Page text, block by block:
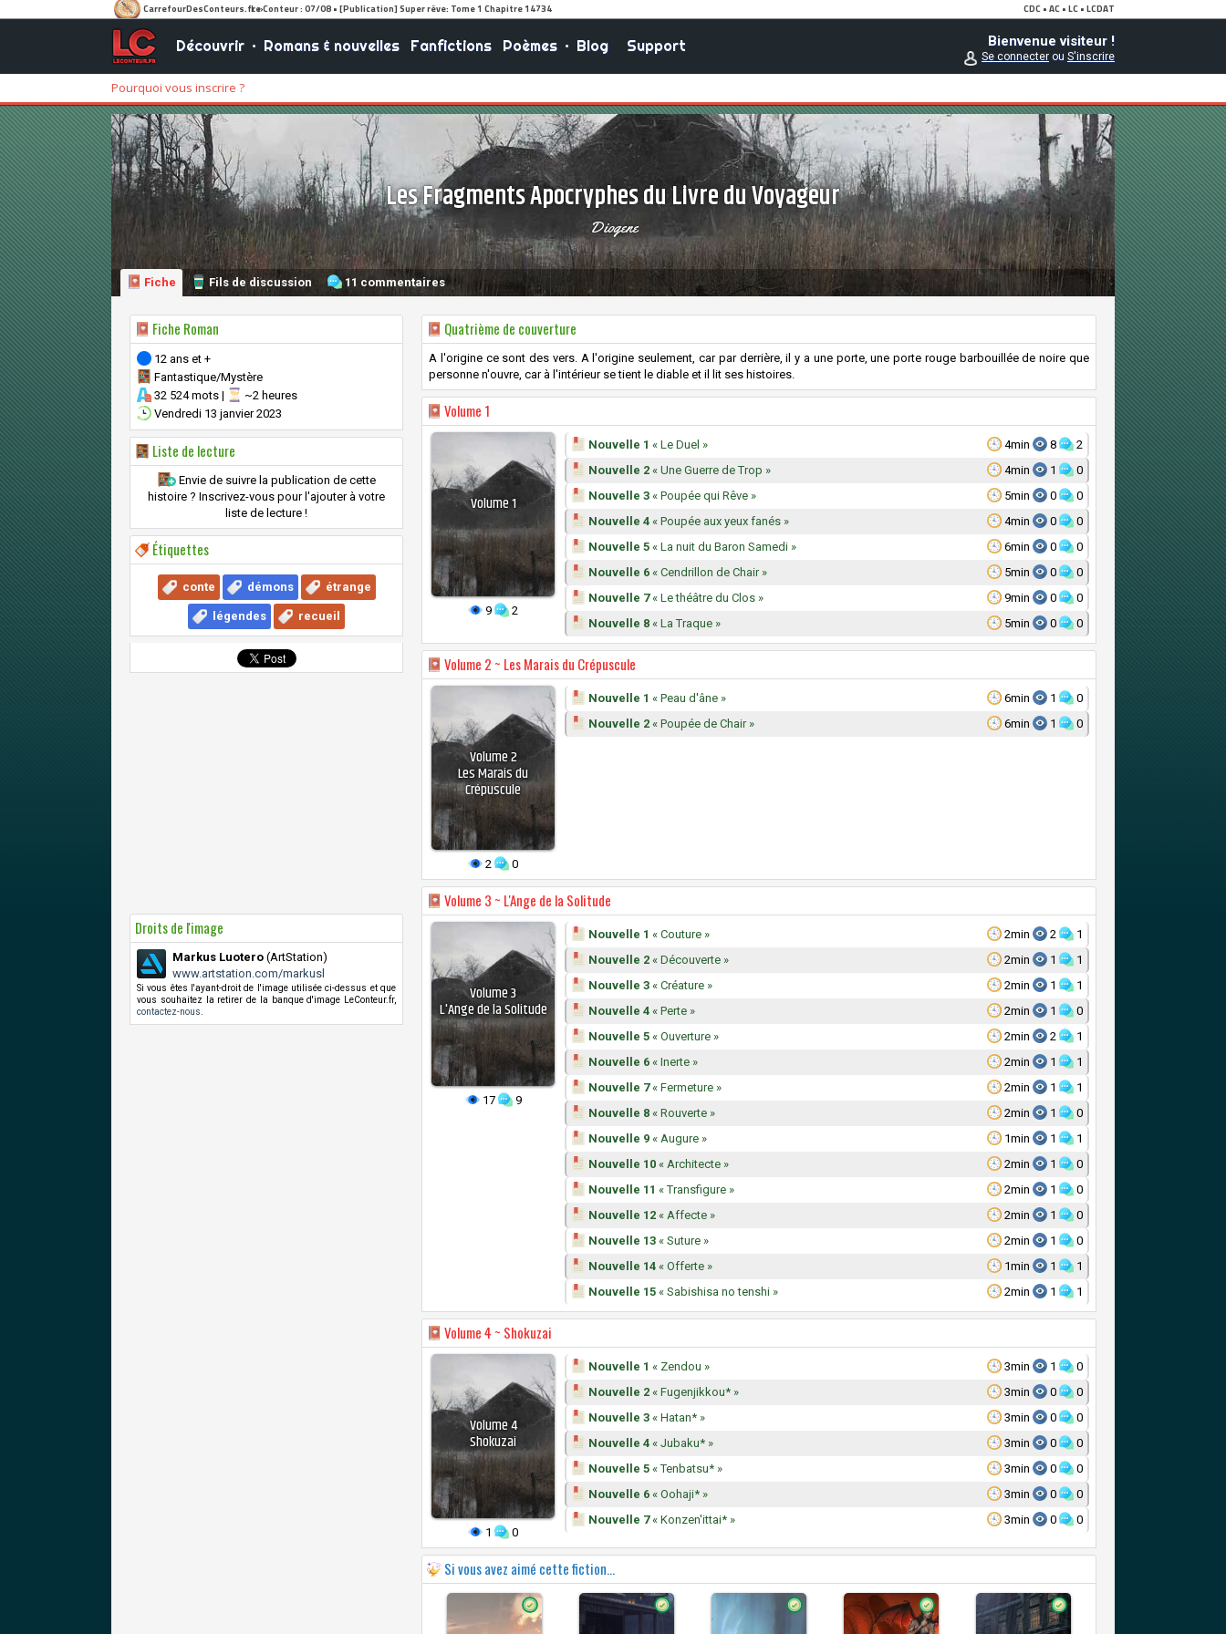
Découvrir• Romans & nouvelles Fanfictions Poèmes• Blog Support Bienvenue visiteur !
Se connecterou S'inscrire
Pourquoi vous inscrire ?
Les Fragments Apocryphes du Livre du Voyageur
Diogene
Fiche Fils de discussion 11 commentaires
Fiche Roman
12 ans et +
Fantastique/Mystère
32 524 mots |
~2 heures
Vendredi 13 janvier 2023
Liste de lecture
Envie de suivre la publication de cette
histoire ? Inscrivez-vous pour l'ajouter à votre
liste de lecture !
Étiquettes
conte démons étrange
légendes recueil
Droits de l'image
Markus Luotero (ArtStation)
www.artstation.com/markusl
Si vous êtes l'ayant-droit de l'image utilisée ci-dessus et que
vous souhaitez la retirer de la banque d'image LeConteur.fr,
contactez-nous
Quatrième de couverture
A l'origine ce sont des vers. A l'origine seulement, car par derrière, il y a une porte, une porte rouge barbouillée de noire que
personne n'ouvre, car à l'intérieur se tient le diable et il lit ses histoires.
Volume 1
Volume1
9 2
4min 8 2
Nouvelle 1 « Le Duel »
4min
1 0
Nouvelle 2 « Une Guerre de Trop »
5min
0 0
Nouvelle 3 « Poupée qui Rêve »
4min
0 0
Nouvelle 4 « Poupée aux yeux fanés »
6min
0 0
Nouvelle 5 « La nuit du Baron Samedi »
5min
0 0
Nouvelle 6 « Cendrillon de Chair »
9min
0 0
Nouvelle 7« Le théâtre du Clos »
5min
0 0
Nouvelle 8 « La Traque »
Volume 2 ~ Les Marais du Crépuscule
Volume2
Les Marais du
Crépuscule
2 0
6min 1 0
Nouvelle 1 « Peau d'âne »
6min
1 0
Nouvelle 2 « Poupée de Chair »
Volume 3 ~ L'Ange de la Solitude
Volume3
L'Ange de la Solitude
17 9
2min 2 1
Nouvelle 1 « Couture »
2min
1 1
Nouvelle 2 « Découverte »
2min
1 1
Nouvelle 3 « Créature »
2min
1 0
Nouvelle 4 « Perte »
2min
2 1
Nouvelle 5 « Ouverture »
2min
1 1
Nouvelle 6 « Inerte »
2min
1 1
Nouvelle 7« Fermeture »
2min
1 0
Nouvelle 8 « Rouverte »
1min
1 1
Nouvelle 9 « Augure »
2min
1 0
Nouvelle 10 « Architecte »
2min
1 0
Nouvelle 11 « Transfigure »
2min
1 0
Nouvelle 12 « Affecte »
2min
1 0
Nouvelle 13 « Suture »
1min
1 1
Nouvelle 14 « Offerte »
2min
1 1
Nouvelle 15 « Sabishisa no tenshi »
Volume4 ~ Shokuzai
Volume4
Shokuzai
1 0
3min 1 0
Nouvelle 1 « Zendou »
3min
0 0
Nouvelle 2 « Fugenjikkou* »
3min
0 0
Nouvelle 3 « Hatan* »
3min
0 0
Nouvelle 4 « Jubaku* »
3min
0 0
Nouvelle 5 « Tenbatsu* »
3min
0 0
Nouvelle 6 « Oohaji* »
3min
0 0
Nouvelle 7« Konzen'ittai* »
Si vous avez aimé cette fiction...